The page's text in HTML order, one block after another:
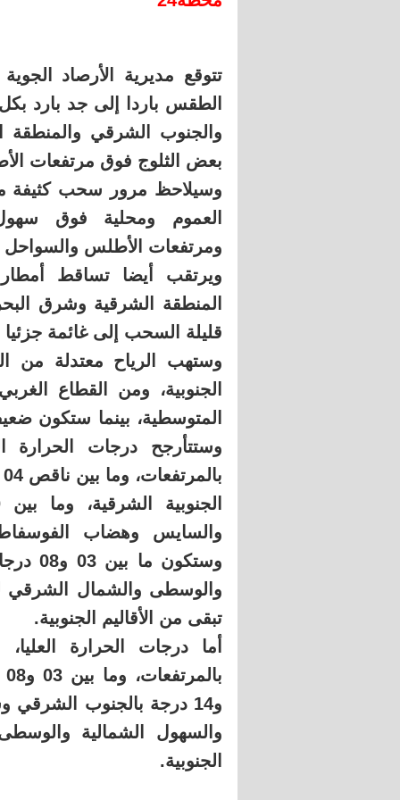
تتوقع مديرية الأرصاد
الطقس باردا إلى جد بارد
والجنوب الشرقي والمنطقة
بعض الثلوج فوق مرتفعات
وسيلاحظ مرور سحب كثيفة
العموم ومحلية فوق
ومرتفعات الأطلس
ويرتقب أيضا تساقط
المنطقة الشرقية وشرق
قليلة السحب إلى غائمة
وستهب الرياح معتدلة من
الجنوبية، ومن القطاع
المتوسطية، بينما ستكون
والسايس وهضاب
تبقى من الأقاليم الجنوبية.
و14 درجة بالجنوب
الجنوبية.